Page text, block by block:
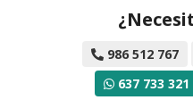
986 512 767
637 733 321